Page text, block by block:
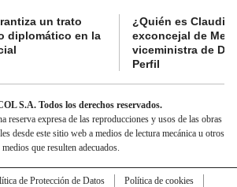
un trato
diplomático en la
¿Quién es Claudia
exconcejal de
viceministra de
Perfil
S.A. Todos los derechos reservados.
expresa de las reproducciones y usos de las obras
desde este sitio web a medios de lectura mecánica u otros
medios que resulten adecuados.
de Protección de Datos
Política de cookies